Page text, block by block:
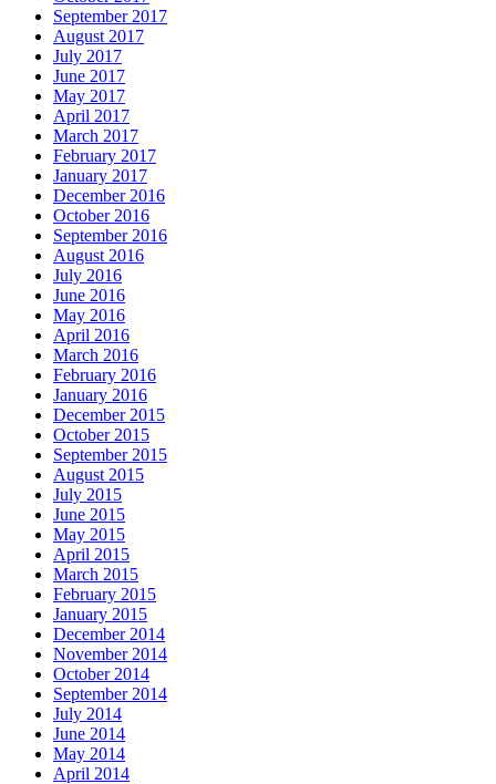
September 2017
August 2017
July 2017
June 2017
May 2017
April 2017
March 2017
February 2017
January 2017
December 2016
October 2016
September 2016
August 2016
July 2016
June 2016
May 2016
April 2016
March 2016
February 2016
January 2016
December 2015
October 2015
September 2015
August 2015
July 2015
June 2015
May 2015
April 2015
March 2015
February 2015
January 2015
December 2014
November 2014
October 2014
September 2014
July 2014
June 2014
May 2014
April 2014